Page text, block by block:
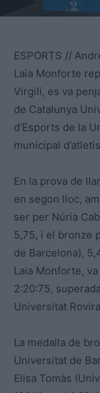
ESPORTS //
Laia Monforte
Virgili, es va
de Catalunya
d’Esports de la
municipal
En la prova de
en segon lloc,
ser per Núria
5,75, i el bronze
de Barcelona),
Laia Monforte,
2:20:75,
Universitat
La medalla de
Universitat de
Elisa Tomàs